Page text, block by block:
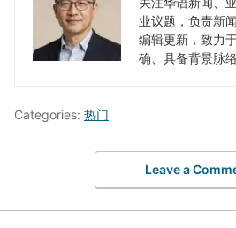
业议题，负责新
编辑更新，致力
确、具备背景脉络
Categories: 热门
Leave a